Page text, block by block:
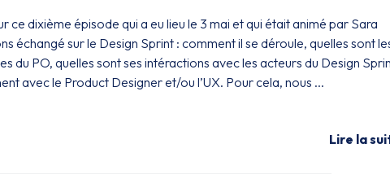
ce dixième épisode qui a eu lieu le 3 mai et qui était animé par Sara
échangé sur le Design Sprint : comment il se déroule, quelles sont
du PO, quelles sont ses intéractions avec les acteurs du Design
avec le Product Designer et/ou l’UX. Pour cela, nous ...
Lire la